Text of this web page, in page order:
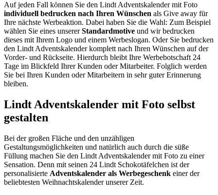
Auf jeden Fall können Sie den Lindt Adventskalender mit Foto
individuell bedrucken nach Ihren Wünschen als Give away für
Ihre nächste Werbeaktion. Dabei haben Sie die Wahl: Zum Beispiel
wählen Sie eines unsererStandardmotive und wir bedrucken
dieses mit Ihrem Logo und einem Werbeslogan. Oder Sie bedrucken
den Lindt Adventskalender komplett nach Ihren Wünschen auf der
Vorder- und Rückseite. Hierdurch bleibt Ihre Werbebotschaft 24
Tage im Blickfeld Ihrer Kunden oder Mitarbeiter. Folglich werden
Sie bei Ihren Kunden oder Mitarbeitern in sehr guter Erinnerung
bleiben.
Lindt Adventskalender mit Foto selbst
gestalten
Bei der großen Fläche und den unzähligen
Gestaltungsmöglichkeiten und natürlich auch durch die süße
Füllung machen Sie den Lindt Adventskalender mit Foto zu einer
Sensation. Denn mit seinen 24 Lindt Schokotäfelchen ist der
personalisierte Adventskalender als Werbegeschenk einer der
beliebtesten Weihnachtskalender unserer Zeit.